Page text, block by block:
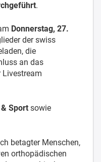
.
Donnerstag, 27.
der swiss
die
an das
Livestream
Sport sowie
betagter Menschen,
orthopädischen